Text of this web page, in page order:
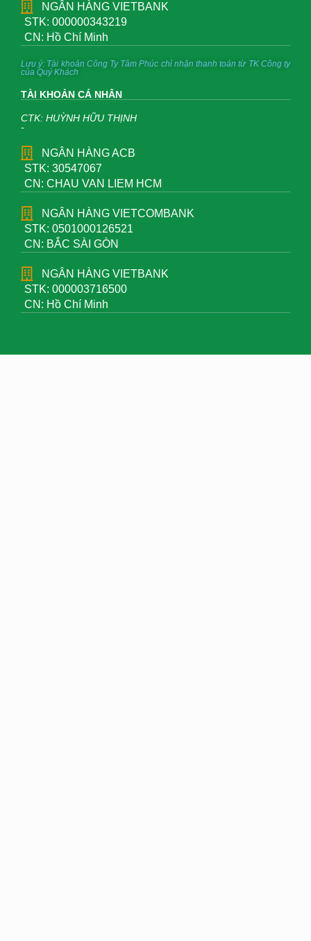
NGÂN HÀNG VIETBANK
STK: 000000343219
CN: Hồ Chí Minh
Lưu ý: Tài khoản Công Ty Tâm Phúc chỉ nhận thanh toán từ TK Công ty
của Quý Khách
TÀI KHOẢN CÁ NHÂN
CTK: HUỲNH HỮU THỊNH
-
NGÂN HÀNG ACB
STK: 30547067
CN: CHAU VAN LIEM HCM
NGÂN HÀNG VIETCOMBANK
STK: 0501000126521
CN: BẮC SÀI GÒN
NGÂN HÀNG VIETBANK
STK: 000003716500
CN: Hồ Chí Minh